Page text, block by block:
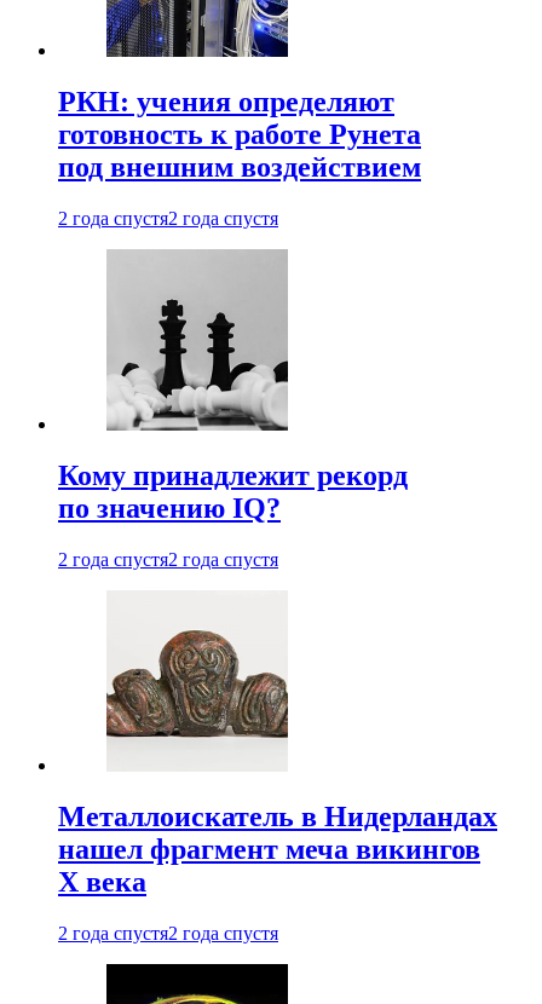
РКН: учения определяют
готовность к работе Рунета
под внешним воздействием
2 года спустя2 года спустя
Кому принадлежит рекорд
по значению IQ?
2 года спустя2 года спустя
Металлоискатель в Нидерландах
нашел фрагмент меча викингов
X века
2 года спустя2 года спустя